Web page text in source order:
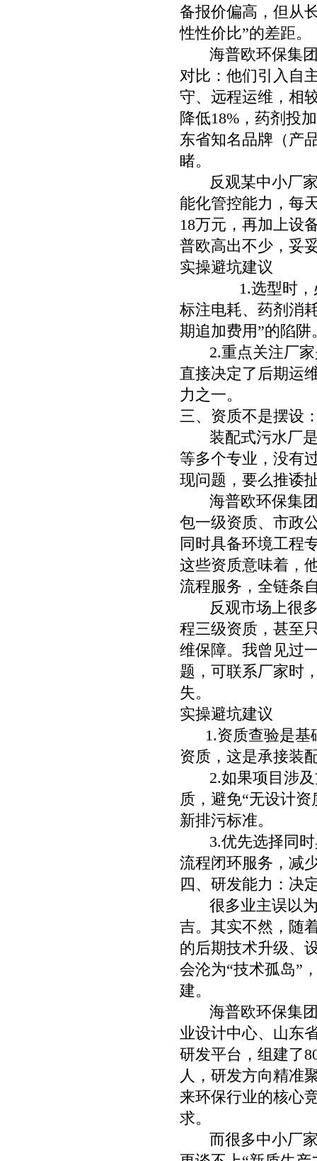
备报价偏高，但从
性性价比”的差距。
海普欧环保集团
对比：他们引入自
守、远程运维，相
降低18%，药剂投
东省知名品牌（产
睹。
反观某中小厂家
能化管控能力，每
18万元，再加上设
普欧高出不少，妥
实操避坑建议
1.选型时
标注电耗、药剂消
期追加费用”的陷阱
2.重点关注厂
直接决定了后期运
力之一。
三、资质不是摆设
装配式污水厂是
等多个专业，没有
现问题，要么推诿
海普欧环保集团
包一级资质、市政
同时具备环境工程
这些资质意味着，
流程服务，全链条
反观市场上很多
程三级资质，甚至
维保障。我曾见过
题，可联系厂家时
失。
实操避坑建议
1.资质查验是基
资质，这是承接装
2.如果项目涉及
质，避免“无设计
新排污标准。
3.优先选择同
流程闭环服务，减
四、研发能力：决
很多业主误以为
吉。其实不然，随
的后期技术升级、
会沦为“技术孤岛”
建。
海普欧环保集团
业设计中心、山东
研发平台，组建了
人，研发方向精准
来环保行业的核心
求。
而很多中小厂家